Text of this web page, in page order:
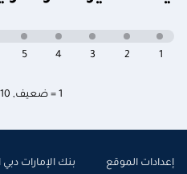
1 = ضعيف , 10 = ممتاز
5 4 3 2 1
إعدادات الموقع
بنك الإمارات